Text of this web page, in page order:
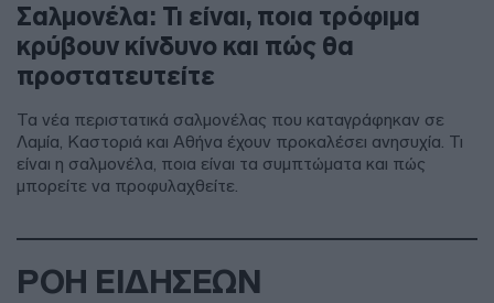
Σαλμονέλα: Τι είναι, ποια τρόφιμα
κρύβουν κίνδυνο και πώς θα
προστατευτείτε
Τα νέα περιστατικά σαλμονέλας που καταγράφηκαν σε
Λαμία, Καστοριά και Αθήνα έχουν προκαλέσει ανησυχία. Τι
είναι η σαλμονέλα, ποια είναι τα συμπτώματα και πώς
μπορείτε να προφυλαχθείτε.
ΡΟΗ ΕΙΔΗΣΕΩΝ